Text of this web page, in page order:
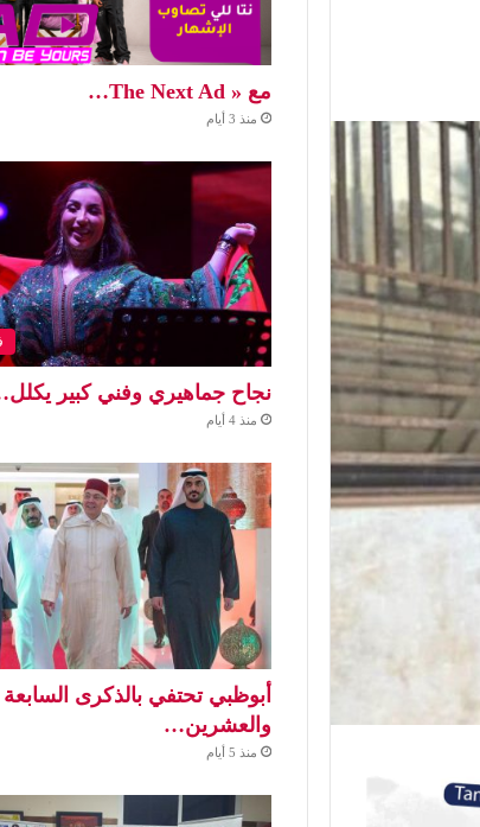
مع « The Next Ad…
منذ 3 أيام
نجاح جماهيري وفني كبير
منذ 4 أيام
أبوظبي تحتفي بالذكرى السابعة
والعشرين…
منذ 5 أيام